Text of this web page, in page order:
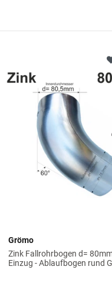
Grömo
Zink Fallrohrbogen d=
Einzug - Ablaufbogen rund